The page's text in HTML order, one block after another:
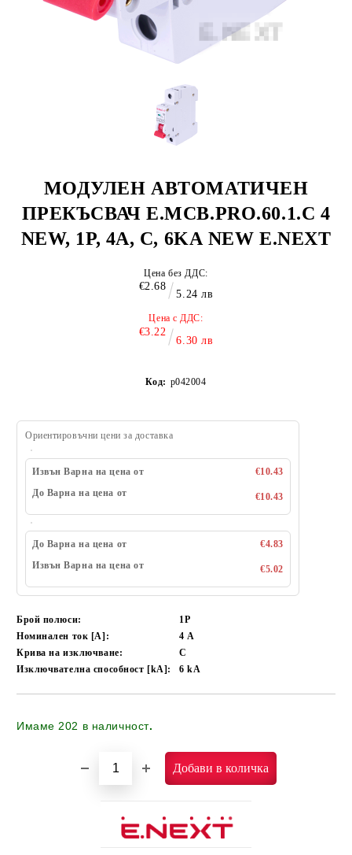
МОДУЛЕН АВТОМАТИЧЕН
ПРЕКЪСВАЧ E.MCB.PRO.60.1.C 4
NEW, 1Р, 4А, C, 6KА NEW E.NEXT
Цена без ДДС:
€2.68
5.24 лв
Цена с ДДС:
€3.22
6.30 лв
Код: p042004
Ориентировъчни цени за доставка
Извън Варна на цена от
€10.43
До Варна на цена от
€10.43
До Варна на цена от
€4.83
Извън Варна на цена от
€5.02
Брой полюси:
1P
Номинален ток [A]:
4А
Крива на изключване:
C
Изключвателна способност [kA]:
6kA
Имаме 202 в наличност.